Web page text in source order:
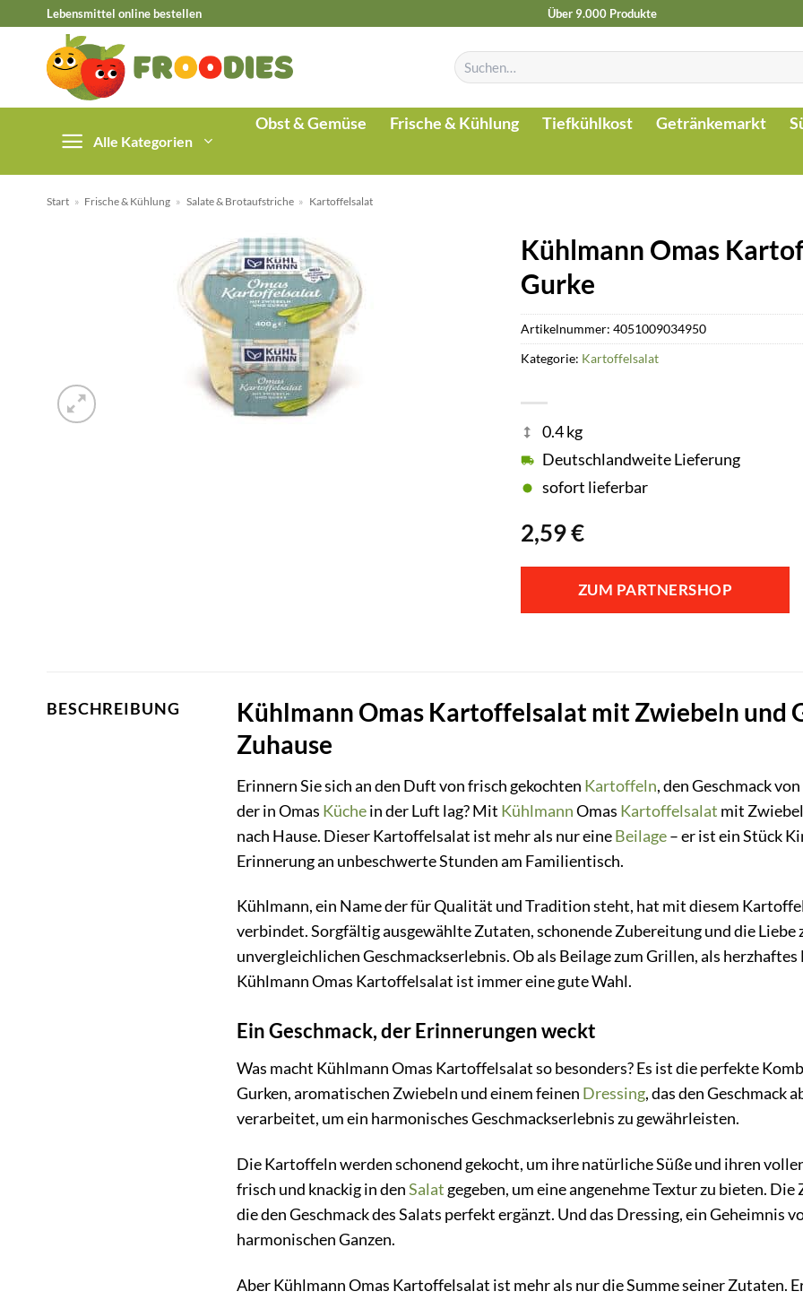
springen
Lebensmittel online bestellen Über 9.000 Produkte
Suchen
nach:
Alle Kategorien
Obst & Gemüse Frische & Kühlung Tiefkühlkost Getränkemarkt
Start » Frische & Kühlung » Salate & Brotaufstriche » Kartoffelsalat
Kühlmann Omas
Gurke
2,59€
0.4 kg
Deutschlandweite Lieferung
sofort lieferbar
ZUM PARTNERSHOP
Artikelnummer:4051009034950
Kategorie: Kartoffelsalat
BESCHREIBUNG
Kühlmann Omas Kartoffelsalat mit Zwiebeln und
Zuhause
Erinnern Sie sich an den Duft von frisch gekochten Kartoffeln, den Geschmack
der in Omas Küchein der Luft lag? Mit KühlmannOmas Kartoffelsalat mit
nach Hause. Dieser Kartoffelsalat ist mehr als nur eineBeilage– er ist ein Stück
Erinnerung an unbeschwerte Stunden am Familientisch.
Kühlmann, ein Name der für Qualität und Tradition steht, hat mit diesem
verbindet. Sorgfältig ausgewählte Zutaten, schonende Zubereitung und die
unvergleichlichen Geschmackserlebnis. Ob als Beilage zum Grillen, als
Kühlmann Omas Kartoffelsalat ist immer eine gute Wahl.
Ein Geschmack, der Erinnerungen weckt
Was macht Kühlmann Omas Kartoffelsalat so besonders? Es ist die perfekte
Gurken, aromatischen Zwiebeln und einem feinen Dressing, das den Geschmack
verarbeitet, um ein harmonisches Geschmackserlebnis zu gewährleisten.
Die Kartoffeln werden schonend gekocht, um ihre natürliche Süße und ihren
frisch und knackig in denSalat gegeben, um eine angenehme Textur zu bieten.
die den Geschmack des Salats perfekt ergänzt. Und das Dressing, ein Geheimnis
harmonischen Ganzen.
Aber Kühlmann Omas Kartoffelsalat ist mehr als nur die Summe seiner Zutaten.